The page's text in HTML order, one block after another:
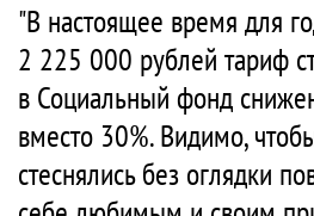
"В настоящее время для
2 225 000 рублей тариф
в Социальный фонд
вместо 30%. Видимо,
стеснялись без оглядки